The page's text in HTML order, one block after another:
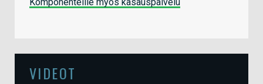
VIDEOT